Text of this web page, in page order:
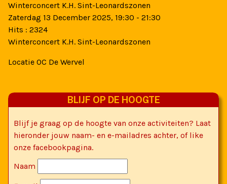
KH Sint-Leonardszonen zoekt een interimdirigent voor periode 2027-2028
Winterconcert K.H. Sint-Leonardszonen
Zaterdag 13 December 2025, 19:30 - 21:30
Hits : 2324
Winterconcert K.H. Sint-Leonardszonen
Locatie OC De Wervel
BLIJF OP DE HOOGTE
Blijf je graag op de hoogte van onze activiteiten? Laat
hieronder jouw naam- en e-mailadres achter, of like
onze facebookpagina.
Naam